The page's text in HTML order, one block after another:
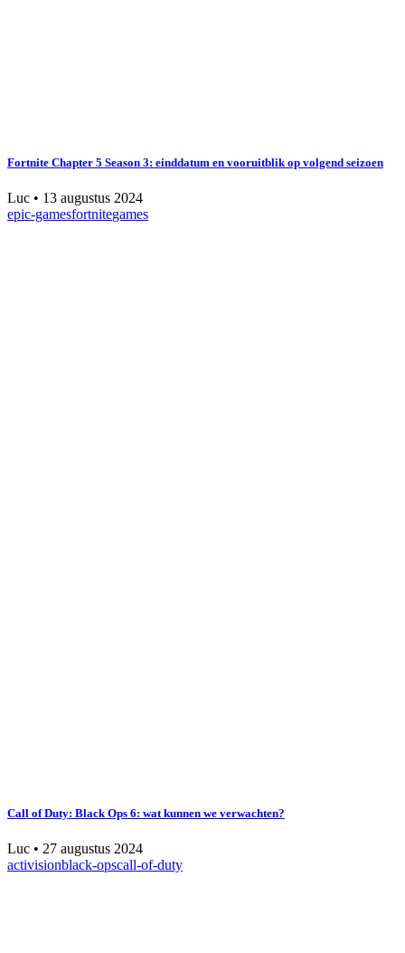
Fortnite Chapter 5 Season 3: einddatum en vooruitblik op volgend seizoen
Luc • 13 augustus 2024
epic-gamesfortnitegames
Call of Duty: Black Ops 6: wat kunnen we verwachten?
Luc • 27 augustus 2024
activisionblack-opscall-of-duty